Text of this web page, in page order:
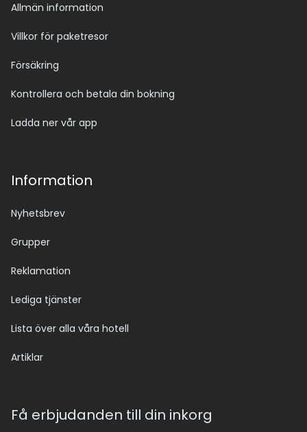
Allmän information
Villkor för paketresor
Försäkring
Kontrollera och betala din bokning
Ladda ner vår app
Information
Nyhetsbrev
Grupper
Reklamation
Lediga tjänster
Lista över alla våra hotell
Artiklar
Få erbjudanden till din inkorg